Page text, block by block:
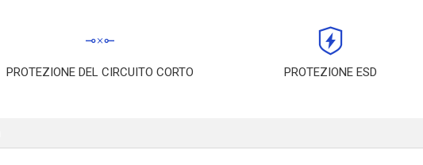
PROTEZIONE DEL CIRCUITO CORTO PROTEZIONE ESD